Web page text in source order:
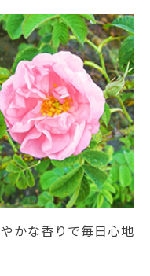
かな香りで毎日心地